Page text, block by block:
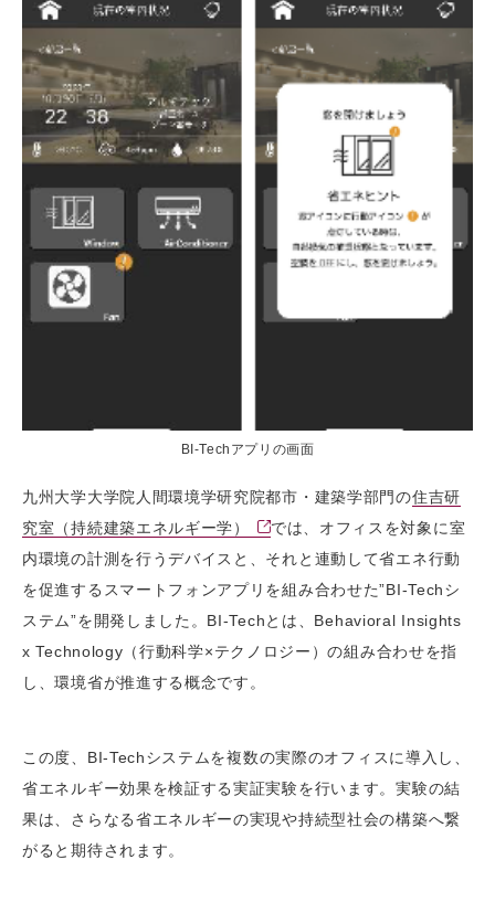
BI-Techアプリの画面
九州大学大学院人間環境学研究院都市・建築学部門の住吉研
究室（持続建築エネルギー学）
では、オフィスを対象に室
内環境の計測を行うデバイスと、それと連動して省エネ行動
を促進するスマートフォンアプリを組み合わせた”BI-Techシ
ステム”を開発しました。BI-Techとは、Behavioral Insights
x Technology（行動科学×テクノロジー）の組み合わせを指
し、環境省が推進する概念です。
この度、BI-Techシステムを複数の実際のオフィスに導入し、
省エネルギー効果を検証する実証実験を行います。実験の結
果は、さらなる省エネルギーの実現や持続型社会の構築へ繋
がると期待されます。